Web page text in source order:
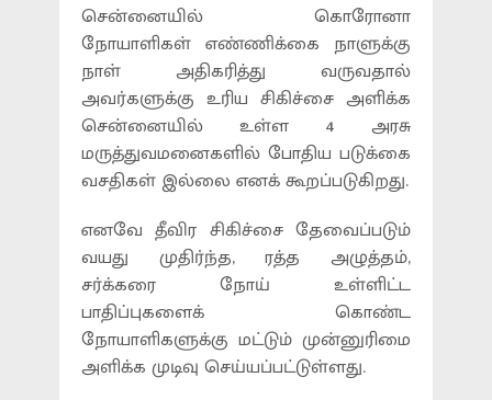
சென்னையில் கொரோனா
நோயாளிகள் எண்ணிக்கை நாளுக்கு
நாள் அதிகரித்து வருவதால்
அவர்களுக்கு உரிய சிகிச்சை அளிக்க
சென்னையில் உள்ள 4 அரசு
மருத்துவமனைகளில் போதிய படுக்கை
வசதிகள் இல்லை எனக் கூறப்படுகிறது.
எனவே தீவிர சிகிச்சை தேவைப்படும்
வயது முதிர்ந்த, ரத்த அழுத்தம்,
சர்க்கரை நோய் உள்ளிட்ட
பாதிப்புகளைக் கொண்ட
நோயாளிகளுக்கு மட்டும் முன்னுரிமை
அளிக்க முடிவு செய்யப்பட்டுள்ளது.